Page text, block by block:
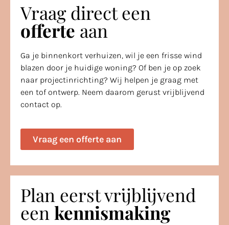
Vraag direct een
offerte aan
Ga je binnenkort verhuizen, wil je een frisse wind
blazen door je huidige woning? Of ben je op zoek
naar projectinrichting? Wij helpen je graag met
een tof ontwerp. Neem daarom gerust vrijblijvend
contact op.
Vraag een offerte aan
Plan eerst vrijblijvend
een kennismaking